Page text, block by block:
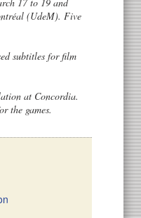
(UdeM). Five
subtitles for film
at Concordia.
the games.